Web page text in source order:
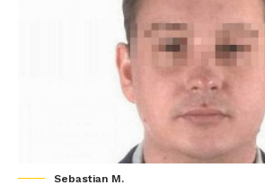
Sebastian M.